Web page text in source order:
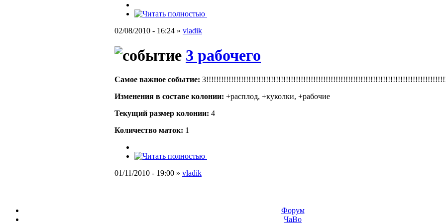
02/08/2010 - 16:24 » vladik
3 рабочего
Самое важное событие:
Изменения в составе кoлонии: +расплод, +куколки, +рабочие
Текущий размер кoлонии: 4
Количество маток: 1
01/11/2010 - 19:00 » vladik
Форум
ЧаВо